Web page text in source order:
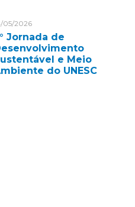
05/2026
Jornada de
e Meio
do UNESC